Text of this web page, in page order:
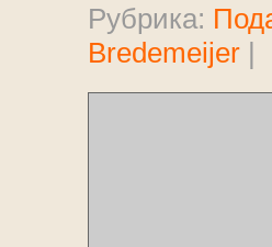
Рубрика:
Bredemeijer |